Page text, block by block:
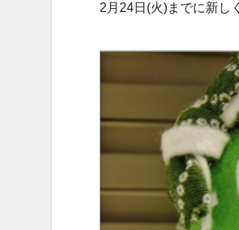
2月24日(火)までに新し